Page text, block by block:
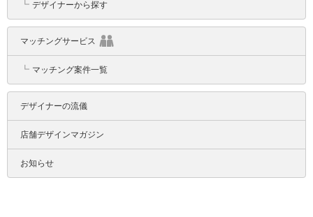
┗ デザイナーから探す
マッチングサービス
┗ マッチング案件一覧
デザイナーの流儀
店舗デザインマガジン
お知らせ